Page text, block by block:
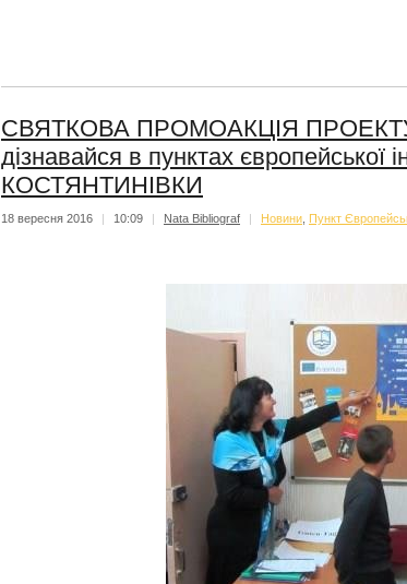
Ю.
СВЯТКОВА ПРОМОАКЦІЯ ПРОЕКТУ
дізнавайся в пунктах
КОСТЯНТИНІВКИ
18 вересня 2016 | 10:09 | Nata Bibliograf | Новини Пункт